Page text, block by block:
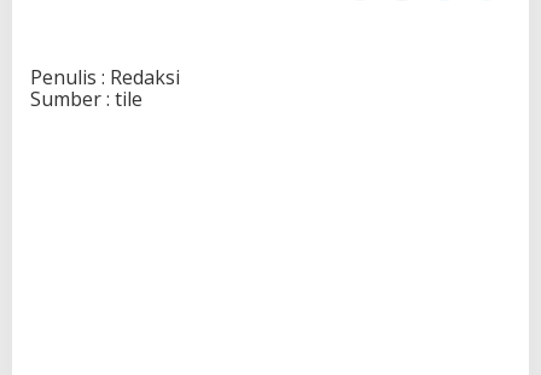
Penulis : Redaksi
Sumber : tile